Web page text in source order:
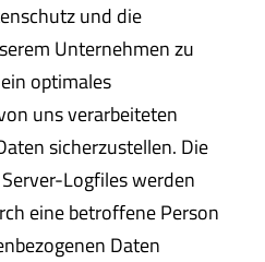
und die
Unternehmen zu
optimales
uns verarbeiteten
sicherzustellen. Die
Logfiles werden
eine betroffene Person
Daten